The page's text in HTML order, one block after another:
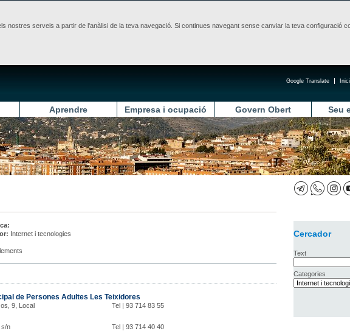
nostres serveis a partir de l'anàlisi de la teva navegació. Si continues navegant sense canviar la teva configuració
Inici
Google Translate
Aprendre Empresa i ocupació Govern Obert Seu
Internet i tecnologies
de Persones Adultes Les Teixidores
9, Local Tel | 93 714 83 55
s/n Tel | 93 714 40 40
Cercador
Text
Categories